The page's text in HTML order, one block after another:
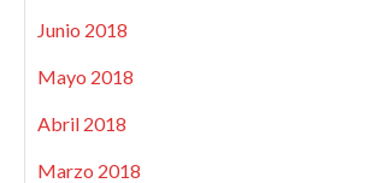
Junio 2018
Mayo 2018
Abril 2018
Marzo 2018